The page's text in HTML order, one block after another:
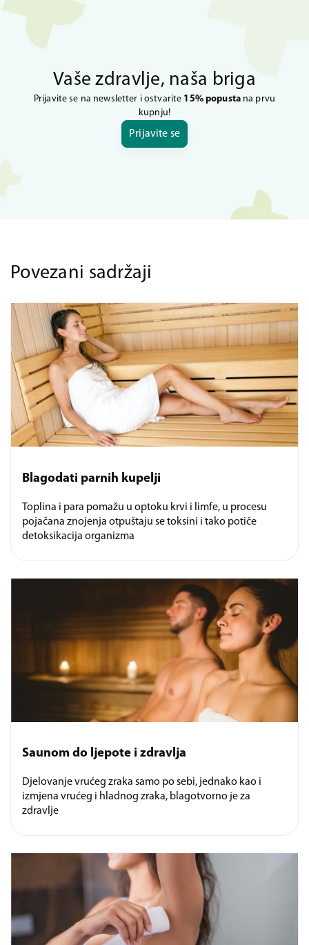
Vaše zdravlje, naša briga
Prijavite se na newsletter i ostvarite 15% popustana prvu
kupnju!
Prijavite se
Povezani sadržaji
Blagodati parnih kupelji
Toplina i para pomažu u optoku krvi i limfe, u procesu
pojačana znojenja otpuštaju se toksini i tako potiče
detoksikacija organizma
Saunom do ljepote i zdravlja
Djelovanje vrućeg zraka samo po sebi, jednako kao i
izmjena vrućeg i hladnog zraka, blagotvorno je za
zdravlje